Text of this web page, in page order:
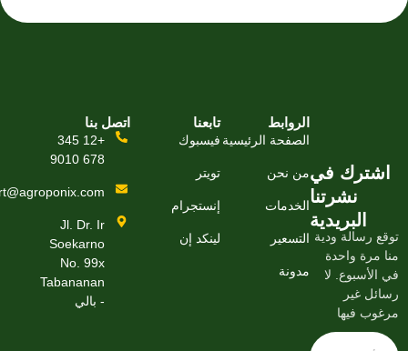
في
نشرتنا
البريدية
ودية
واحدة
لا
غير
فيها
الروابط
الصفحة الرئيسية
من نحن
الخدمات
التسعير
مدونة
فيسبوك
إنستجرام
لينكد إن
اتصل بنا
+12 345
support@agroponix.com
Jl. Dr. Ir
Soekarno
No. 99x
Tabananan